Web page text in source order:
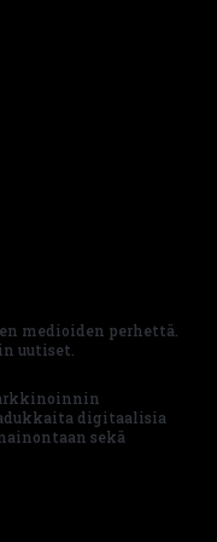
medioiden perhettä.
uutiset.
digitaalisia
sekä